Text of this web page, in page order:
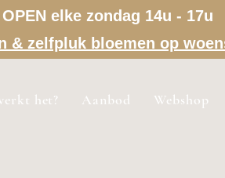
elke zondag 14u - 17u
zelfpluk bloemen op
het? Aanbod Webshop